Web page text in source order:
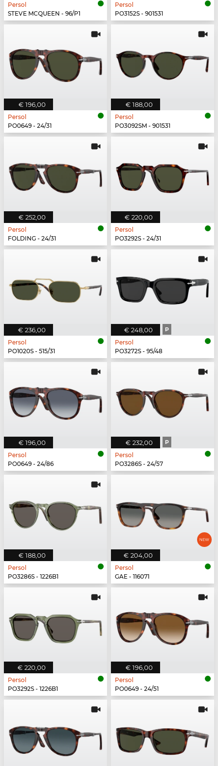
Persol
STEVE MCQUEEN - 96/P1
Persol
PO3152S - 901531
€ 196,00
Persol
PO0649 - 24/31
€ 188,00
Persol
PO3092SM - 901531
€ 252,00
Persol
FOLDING - 24/31
€ 220,00
Persol
PO3292S - 24/31
€ 236,00
Persol
PO1020S - 515/31
€ 248,00 P
Persol
PO3272S - 95/48
€ 196,00
Persol
PO0649 - 24/86
€ 232,00 P
Persol
PO3286S - 24/57
€ 188,00
Persol
PO3286S - 1226B1
€ 204,00
Persol
GAE - 116071
€ 220,00
Persol
PO3292S - 1226B1
€ 196,00
Persol
PO0649 - 24/51